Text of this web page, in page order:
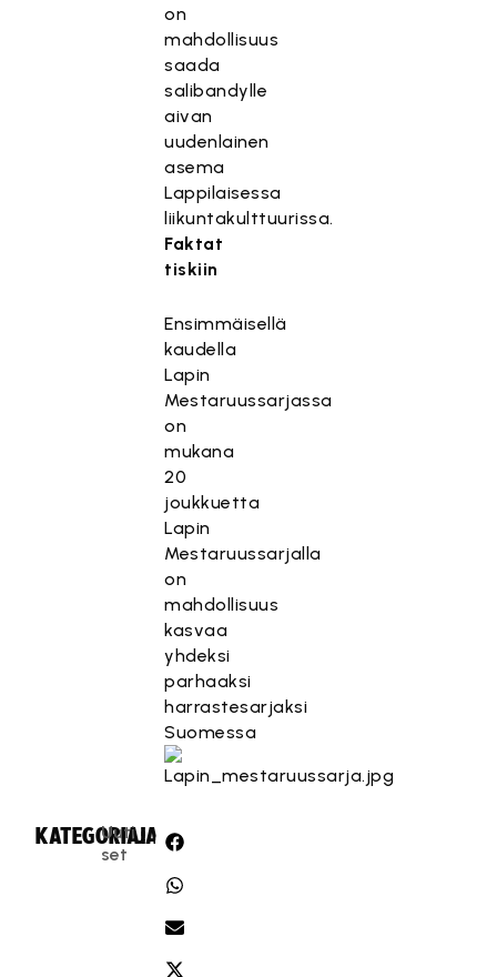
on
mahdollisuus
saada
salibandylle
aivan
uudenlainen
asema
Lappilaisessa
liikuntakulttuurissa.
Faktat
tiskiin
Ensimmäisellä
kaudella
Lapin
Mestaruussarjassa
on
mukana
20
joukkuetta
Lapin
Mestaruussarjalla
on
mahdollisuus
kasvaa
yhdeksi
parhaaksi
harrastesarjaksi
Suomessa
KATEGORIA:
Uuti
set
JAA: